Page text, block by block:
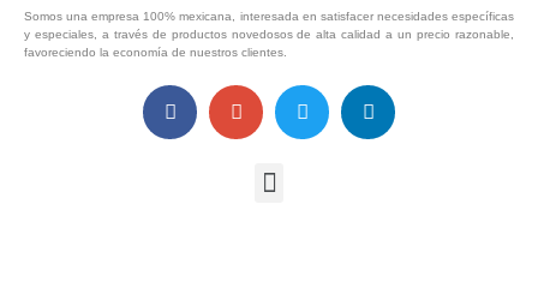
Somos una empresa 100% mexicana, interesada en satisfacer necesidades específicas
y especiales, a través de productos novedosos de alta calidad a un precio razonable,
favoreciendo la economía de nuestros clientes.